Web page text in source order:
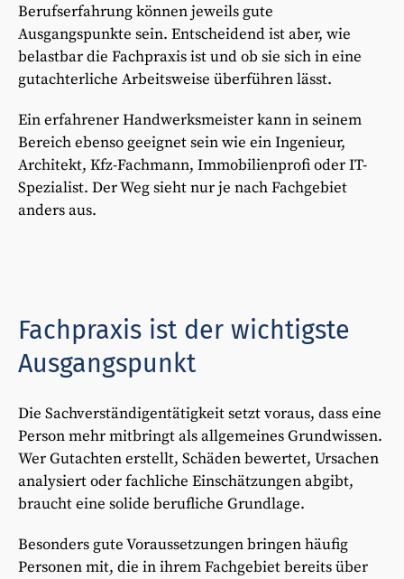
Berufserfahrung können jeweils gute
Ausgangspunkte sein. Entscheidend ist aber, wie
belastbar die Fachpraxis ist und ob sie sich in eine
gutachterliche Arbeitsweise überführen lässt.
Ein erfahrener Handwerksmeister kann in seinem
Bereich ebenso geeignet sein wie ein Ingenieur,
Architekt, Kfz-Fachmann, Immobilienprofi oder IT-
Spezialist. Der Weg sieht nur je nach Fachgebiet
anders aus.
Fachpraxis ist der wichtigste
Ausgangspunkt
Die Sachverständigentätigkeit setzt voraus, dass eine
Person mehr mitbringt als allgemeines Grundwissen.
Wer Gutachten erstellt, Schäden bewertet, Ursachen
analysiert oder fachliche Einschätzungen abgibt,
braucht eine solide berufliche Grundlage.
Besonders gute Voraussetzungen bringen häufig
Personen mit, die in ihrem Fachgebiet bereits über